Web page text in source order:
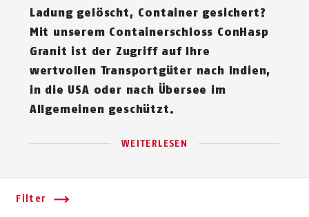
Ladung gelöscht, Container gesichert?
Mit unserem Containerschloss ConHasp
Granit ist der Zugriff auf Ihre
wertvollen Transportgüter nach Indien,
in die USA oder nach Übersee im
Allgemeinen geschützt.
WEITERLESEN
Filter